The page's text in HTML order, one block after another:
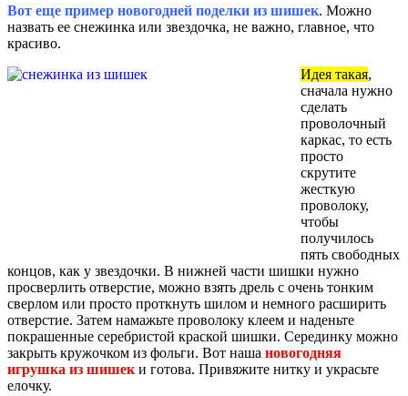
Вот еще пример новогодней поделки из шишек. Можно
назвать ее снежинка или звездочка, не важно, главное, что
красиво.
Идея такая,
сначала нужно
сделать
проволочный
каркас, то есть
просто
скрутите
жесткую
проволоку,
чтобы
получилось
пять свободных
концов, как у звездочки. В нижней части шишки нужно
просверлить отверстие, можно взять дрель с очень тонким
сверлом или просто проткнуть шилом и немного расширить
отверстие. Затем намажьте проволоку клеем и наденьте
покрашенные серебристой краской шишки. Серединку можно
закрыть кружочком из фольги. Вот наша новогодняя
игрушка из шишек и готова. Привяжите нитку и украсьте
елочку.